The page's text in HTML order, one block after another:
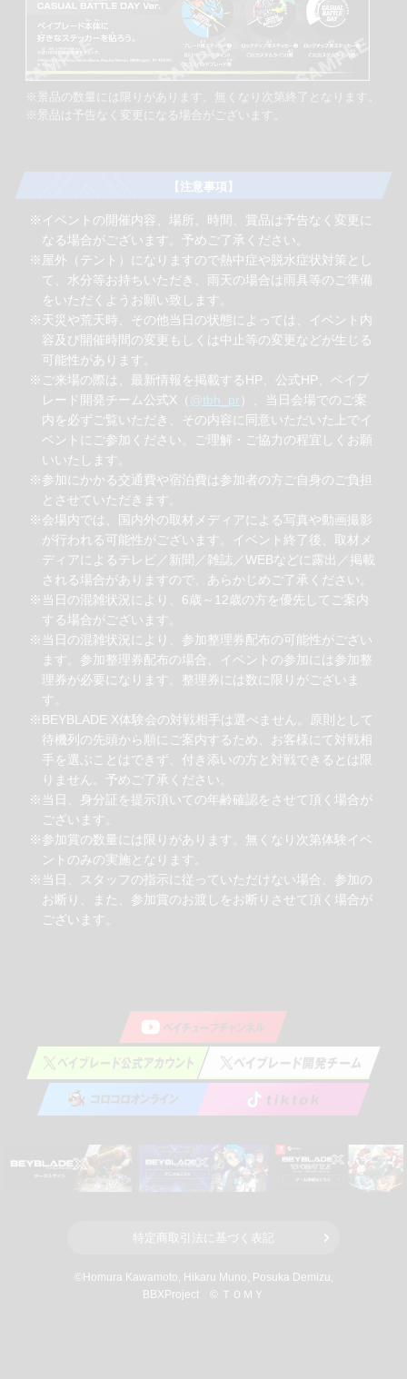
※景品の数量には限りがあります。無くなり次第終了となります。
※景品は予告なく変更になる場合がございます。
【注意事項】
※イベントの開催内容、場所、時間、賞品は予告なく変更に
なる場合がございます。予めご了承ください。
※屋外（テント）になりますので熱中症や脱水症状対策とし
て、水分等お持ちいただき、雨天の場合は雨具等のご準備
をいただくようお願い致します。
※天災や荒天時、その他当日の状態によっては、イベント内
容及び開催時間の変更もしくは中止等の変更などが生じる
可能性があります。
※ご来場の際は、最新情報を掲載するHP、公式HP、ベイブ
レード開発チーム公式X（ @tbh_pr ）、当日会場でのご案
内を必ずご覧いただき、その内容に同意いただいた上でイ
ベントにご参加ください。ご理解・ご協力の程宜しくお願
いいたします。
※参加にかかる交通費や宿泊費は参加者の方ご自身のご負担
とさせていただきます。
※会場内では、国内外の取材メディアによる写真や動画撮影
が行われる可能性がございます。イベント終了後、取材メ
ディアによるテレビ／新聞／雑誌／WEBなどに露出／掲載
される場合がありますので、あらかじめご了承ください。
※当日の混雑状況により、6歳～12歳の方を優先してご案内
する場合がございます。
※当日の混雑状況により、参加整理券配布の可能性がござい
ます。参加整理券配布の場合、イベントの参加には参加整
理券が必要になります。整理券には数に限りがございま
す。
※BEYBLADE X体験会の対戦相手は選べません。原則として
待機列の先頭から順にご案内するため、お客様にて対戦相
手を選ぶことはできず、付き添いの方と対戦できるとは限
りません。予めご了承ください。
※当日、身分証を提示頂いての年齢確認をさせて頂く場合が
ございます。
※参加賞の数量には限りがあります。無くなり次第体験イベ
ントのみの実施となります。
※当日、スタッフの指示に従っていただけない場合、参加の
お断り、また、参加賞のお渡しをお断りさせて頂く場合が
ございます。
特定商取引法に基づく表記
©Homura Kawamoto, Hikaru Muno, Posuka Demizu,
BBXProject © ＴＯＭＹ